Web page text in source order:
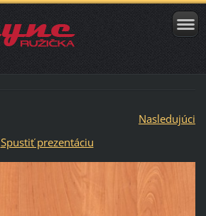
Nasledujúci
Spustiť prezentáciu